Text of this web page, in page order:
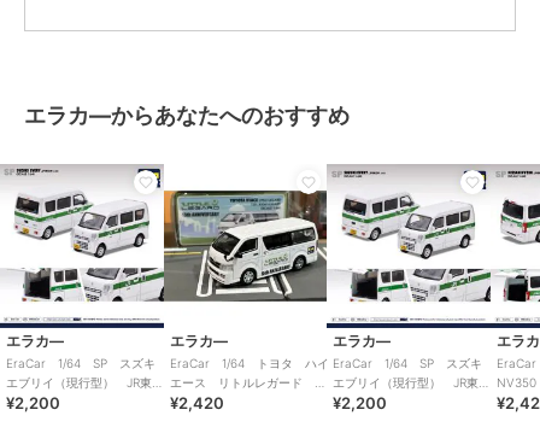
エラカ―からあなたへのおすすめ
エラカ―
EraCar 1/64 SP スズキ
エブリイ（現行型） JR東日
本 土浦駅 業務用自動車
¥2,200
エラカ―
EraCar 1/64 トヨタ ハイ
エース リトルレガード
15th ANNIVERSARY
¥2,420
エラカ―
EraCar 1/64 SP スズキ
エブリイ（現行型） JR東日
本 石岡駅 業務用自動車
¥2,200
エラ
本 土